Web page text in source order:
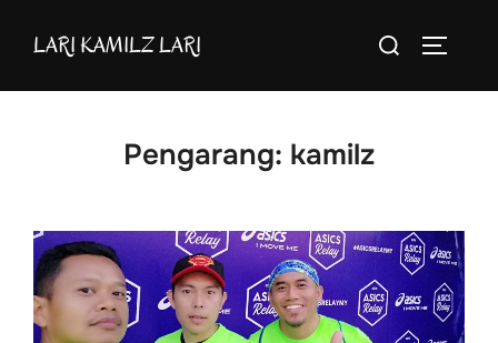
LARI KAMILZ LARI
Search
Pengarang: kamilz